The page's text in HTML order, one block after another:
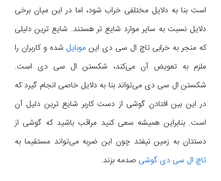
است بنا به دلایل مختلفی خراب شود، اما در این میان برخی
دلایل نسبت به سایر موارد شایع تر هستند. شایع ترین دلیلی
که منجر به خرابی تاچ ال سی دی این موبایلشده و کاربران را
ملزم به تعویض آن می‌کند، شکستن ال سی دی است.
شکستن ال سی دی می‌تواند بنا به دلایل خاصی انجام گیرد که
در این بین افتادن گوشی از دست کاربر شایع ترین دلیل آن
است. بنابراین همیشه سعی کنید مراقب باشید که گوشی از
دستتان به زمین نیفتد چون این ضربه می‌تواند مستقیما به
تاچ ال سی دی گوشی صدمه بزند.